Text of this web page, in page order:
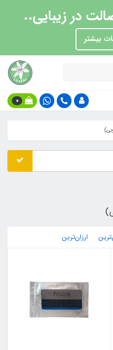
در زیبایی..
بیشتر
0
ارزان‌ترین